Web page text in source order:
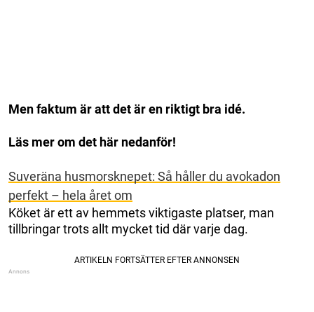
Men faktum är att det är en riktigt bra idé.
Läs mer om det här nedanför!
Suveräna husmorsknepet: Så håller du avokadon
perfekt – hela året om
Köket är ett av hemmets viktigaste platser, man
tillbringar trots allt mycket tid där varje dag.